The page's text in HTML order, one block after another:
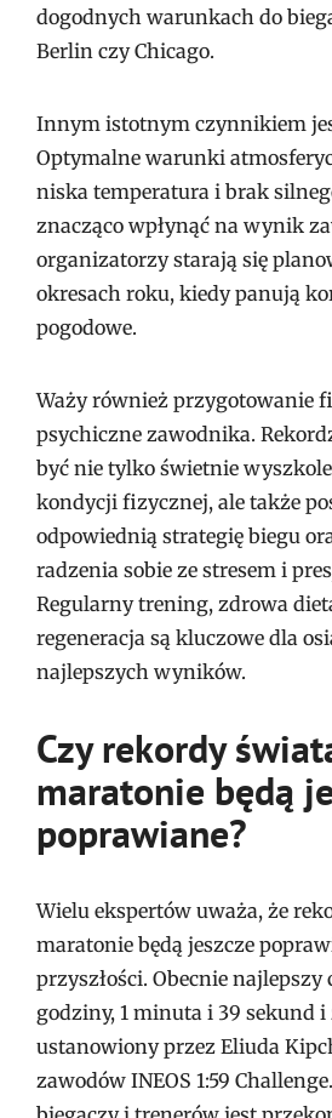
dogodnych warunkach do
Berlin czy Chicago.
Innym istotnym czynnikiem
Optymalne warunki
niska temperatura i brak
znacząco wpłynąć na wynik
organizatorzy starają się
okresach roku, kiedy panują
pogodowe.
Waży również przygotowanie
psychiczne zawodnika.
być nie tylko świetnie
kondycji fizycznej, ale także
odpowiednią strategię biegu
radzenia sobie ze stresem i
Regularny trening, zdrowa
regeneracja są kluczowe dla
najlepszych wyników.
Czy rekordy
maratonie będą
poprawiane?
Wielu ekspertów uważa, że
maratonie będą jeszcze
przyszłości. Obecnie najlepszy
godziny, 1 minuta i 39 sekund i
ustanowiony przez Eliuda
zawodów INEOS 1:59